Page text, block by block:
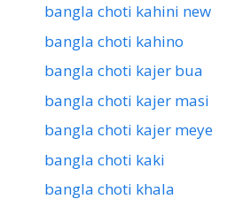
bangla choti kahini new
bangla choti kahino
bangla choti kajer bua
bangla choti kajer masi
bangla choti kajer meye
bangla choti kaki
bangla choti khala